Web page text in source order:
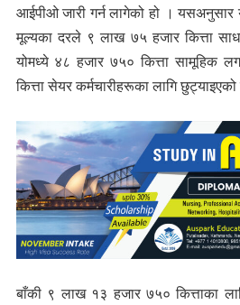
आईपीओ जारी गर्न लागेको हो ।
मूल्यका दरले ९ लाख ७५ हजार कित्ता
योमध्ये ४८ हजार ७५० कित्ता सामूहिक
कित्ता सेयर कर्मचारीहरूका लागि
बाँकी ९ लाख १३ हजार ७५० कित्ताका